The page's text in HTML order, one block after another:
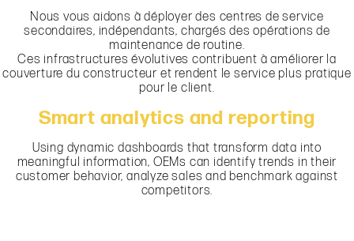
Nous vous aidons à déployer des centres de service
secondaires, indépendants, chargés des opérations de
maintenance de routine.
Ces infrastructures évolutives contribuent à améliorer la
couverture du constructeur et rendent le service plus pratique
pour le client.
Smart analytics and reporting
Using dynamic dashboards that transform data into
meaningful information, OEMs can identify trends in their
customer behavior, analyze sales and benchmark against
competitors.